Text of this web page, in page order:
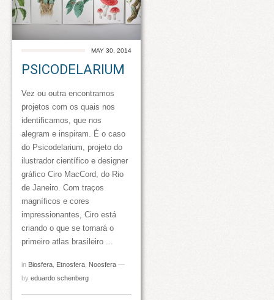
MAY 30, 2014
PSICODELARIUM
Vez ou outra encontramos
projetos com os quais nos
identificamos, que nos
alegram e inspiram. É o caso
do Psicodelarium, projeto do
ilustrador científico e designer
gráfico Ciro MacCord, do Rio
de Janeiro. Com traços
magníficos e cores
impressionantes, Ciro está
criando o que se tornará o
primeiro atlas brasileiro ...
in Biosfera, Etnosfera, Noosfera —
by eduardo schenberg